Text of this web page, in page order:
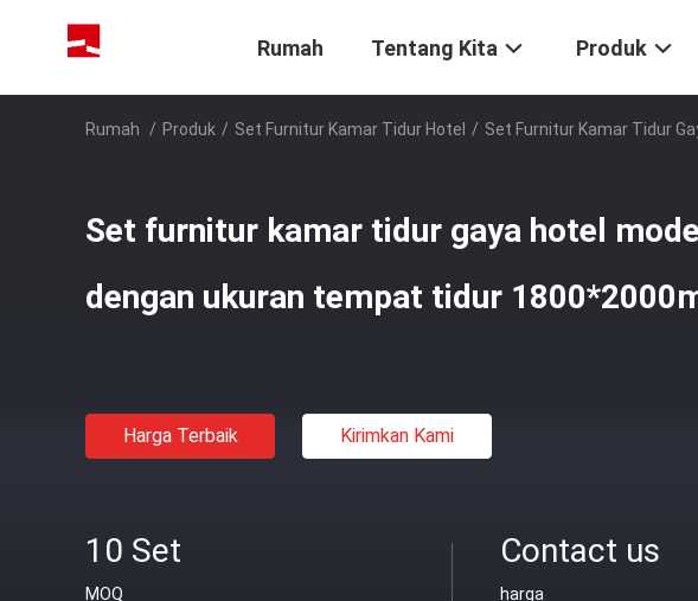
Rumah Tentang Kita Produk
Rumah / Produk / Set Furnitur Kamar Tidur Hotel / Set Furnitur Kamar Tidur
Set furnitur kamar tidur gaya hotel
dengan ukuran tempat tidur
Harga Terbaik Kirimkan Kami
10 Set
MOQ
Contact us
harga